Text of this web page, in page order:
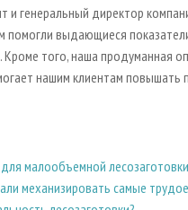
и генеральный директор
помогли выдающиеся
того, наша продуманная
нашим клиентам повышать
малообъемной лесозаготовки
механизировать самые